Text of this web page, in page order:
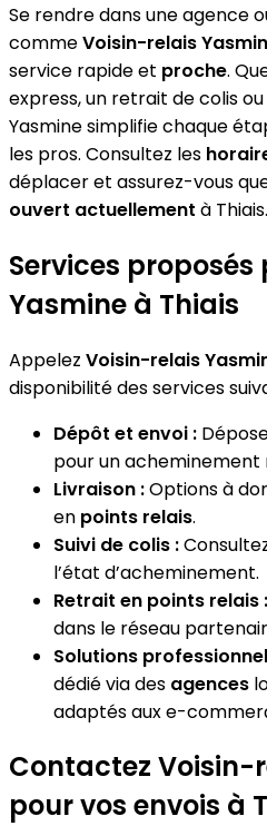
Se rendre dans une agence
commeVoisin-relais
service rapide et proche.
express, un retrait de colis
Yasmine simplifie chaque
les pros. Consultez les
déplacer et assurez-vous
ouvert actuellement à Thiais.
Services
Yasmine à Thiais
Appelez Voisin-relais
disponibilité des services
Dépôt et envoi :
pour un acheminement
Livraison :Options à
en points relais.
Suivi de colis :
l’état d’acheminement.
Retrait en points relais :
dans le réseau
Solutions
dédié via des agences
adaptés aux e-
Contactez Voisin-
pour vos envois à